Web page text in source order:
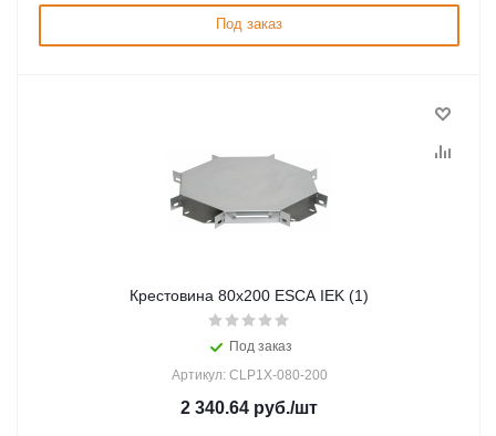
Под заказ
Крестовина 80х200 ESCA IEK (1)
Под заказ
Артикул: CLP1X-080-200
2 340.64 руб./шт